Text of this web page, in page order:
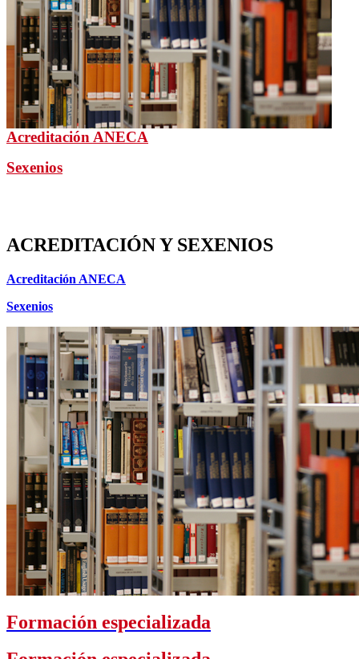
Acreditación ANECA
Sexenios
ACREDITACIÓN Y SEXENIOS
Acreditación ANECA
Sexenios
Formación especializada